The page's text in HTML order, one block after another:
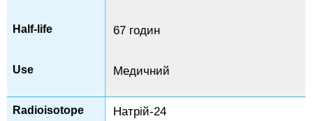
67 годин
Медичний
Натрій-24